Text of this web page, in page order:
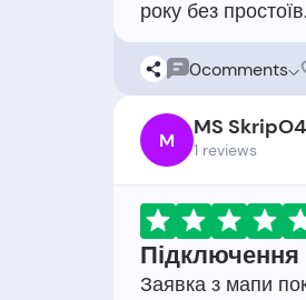
0comments
M MS
1 reviews
Підключення
Заявка з мапи